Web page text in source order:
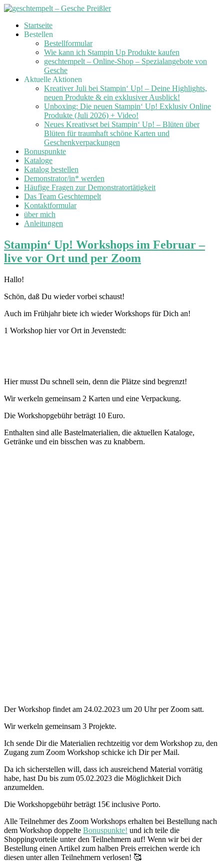
Skip
Startseite
Bestellen
Bestellformular
Wie kann ich Stampin Up Produkte kaufen
geschtempelt – Online-Shop – Spezialangebote von
Gesche
Aktuelle Aktionen
Kreativer Juli bei Stampin‘ Up! – Deine Highlights,
neuen Produkte & ein exklusiver Ausblick!
Unboxing: Die neuen Stampin‘ Up! Exklusiv Online
Produkte (Juli 2026) + Video!
Neues Kreativset bei Stampin‘ Up! – Blüten über
Blüten für traumhaft schöne Karten und
Geschenkverpackungen
Bonuspunkte
Kataloge
Katalog bestellen
Demonstrator/in* werden
Häufige Fragen zur Demonstratortätigkeit
Das Team Geschtempelt
Kontaktformular
über mich
Anleitungen
Stampin‘ Up! Workshops im Februar –
live vor Ort und per Zoom
Hallo!
Schön, daß Du wieder vorbei schaust!
Auch im Frühjahr biete ich wieder Workshops für Dich an!
1 Workshop hier vor Ort in Jevenstedt:
Hier musst Du schnell sein, denn die Plätze sind begrenzt!
Wir werkeln gemeinsam 2 Karten und eine Verpackung.
Die Workshopgebühr beträgt 10 Euro.
Enthalten sind alle Bastelmaterialien, die aktuellen Kataloge,
Getränke und ein bisschen was zu knabbern.
Der Workshop findet am 24.02.2023 um 20 Uhr per Zoom satt.
Wir werkeln gemeinsam 3 Projekte.
Ich sende Dir die Materialien rechtzeitig vor dem Workshop zu, den
Zugang zum Zoom Workshop schicke ich Dir per Mail.
Da ich sicherstellen will, dass ich ausreichend Material vorrätig
habe, hast Du bis zum 05.02.2023 die Möglichkeit Dich
anzumelden.
Die Workshopgebühr beträgt 15€ inclusive Porto.
Alle Teilnehmer des Zoom Workshops erhalten bei Bestellung nach
dem Workshop doppelte Bonuspunkte! und ich teile die
Shoppingvorteile unter den Teilnehmern auf! Wenn wir bei der
Bestellung einen Artikel zum halben Preis erreichen werde ich
diesen unter allen Teilnehmern verlosen! 🥰